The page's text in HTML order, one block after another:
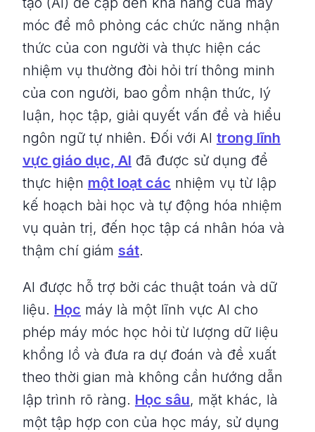
móc để mô phỏng các chức năng nhận
thức của con người và thực hiện các
nhiệm vụ thường đòi hỏi trí thông minh
của con người, bao gồm nhận thức, lý
luận, học tập, giải quyết vấn đề và hiểu
ngôn ngữ tự nhiên. Đối với AI trong lĩnh
vực giáo dục, AI đã được sử dụng để
thực hiện một loạt các nhiệm vụ từ lập
kế hoạch bài học và tự động hóa nhiệm
vụ quản trị, đến học tập cá nhân hóa và
thậm chí giám sát.
AI được hỗ trợ bởi các thuật toán và dữ
liệu. Học máy là một lĩnh vực AI cho
phép máy móc học hỏi từ lượng dữ liệu
khổng lồ và đưa ra dự đoán và đề xuất
theo thời gian mà không cần hướng dẫn
lập trình rõ ràng. Học sâu, mặt khác, là
một tập hợp con của học máy, sử dụng